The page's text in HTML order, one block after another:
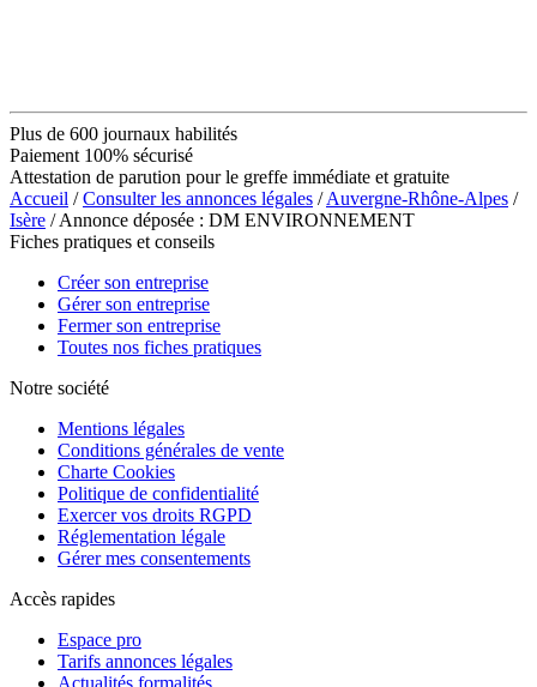
Plus de 600 journaux habilités
Paiement 100% sécurisé
Attestation de parution pour le greffe immédiate et gratuite
Accueil /Consulter les annonces légales /Auvergne-Rhône-Alpes /
Isère / Annonce déposée : DM ENVIRONNEMENT
Fiches pratiques et conseils
Créer son entreprise
Gérer son entreprise
Fermer son entreprise
Toutes nos fiches pratiques
Notre société
Mentions légales
Conditions générales de vente
Charte Cookies
Politique de confidentialité
Exercer vos droits RGPD
Réglementation légale
Gérer mes consentements
Accès rapides
Espace pro
Tarifs annonces légales
Actualités formalités